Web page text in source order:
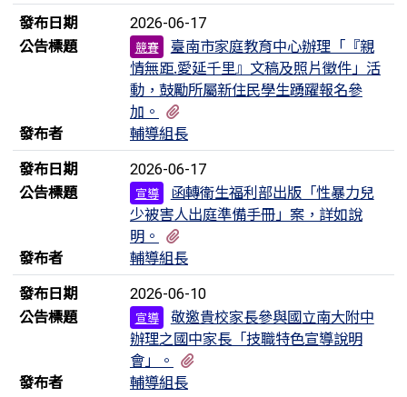
發布日期
2026-06-17
公告標題 競賽
臺南市家庭教育中心辦理「『親
情無距.愛延千里』文稿及照片徵件」活
動，鼓勵所屬新住民學生踴躍報名參
加。
發布者
輔導組長
發布日期
2026-06-17
公告標題 宣導
函轉衛生福利部出版「性暴力兒
少被害人出庭準備手冊」案，詳如說
明。
發布者
輔導組長
發布日期
2026-06-10
公告標題 宣導
敬邀貴校家長參與國立南大附中
辦理之國中家長「技職特色宣導說明
會」。
發布者
輔導組長